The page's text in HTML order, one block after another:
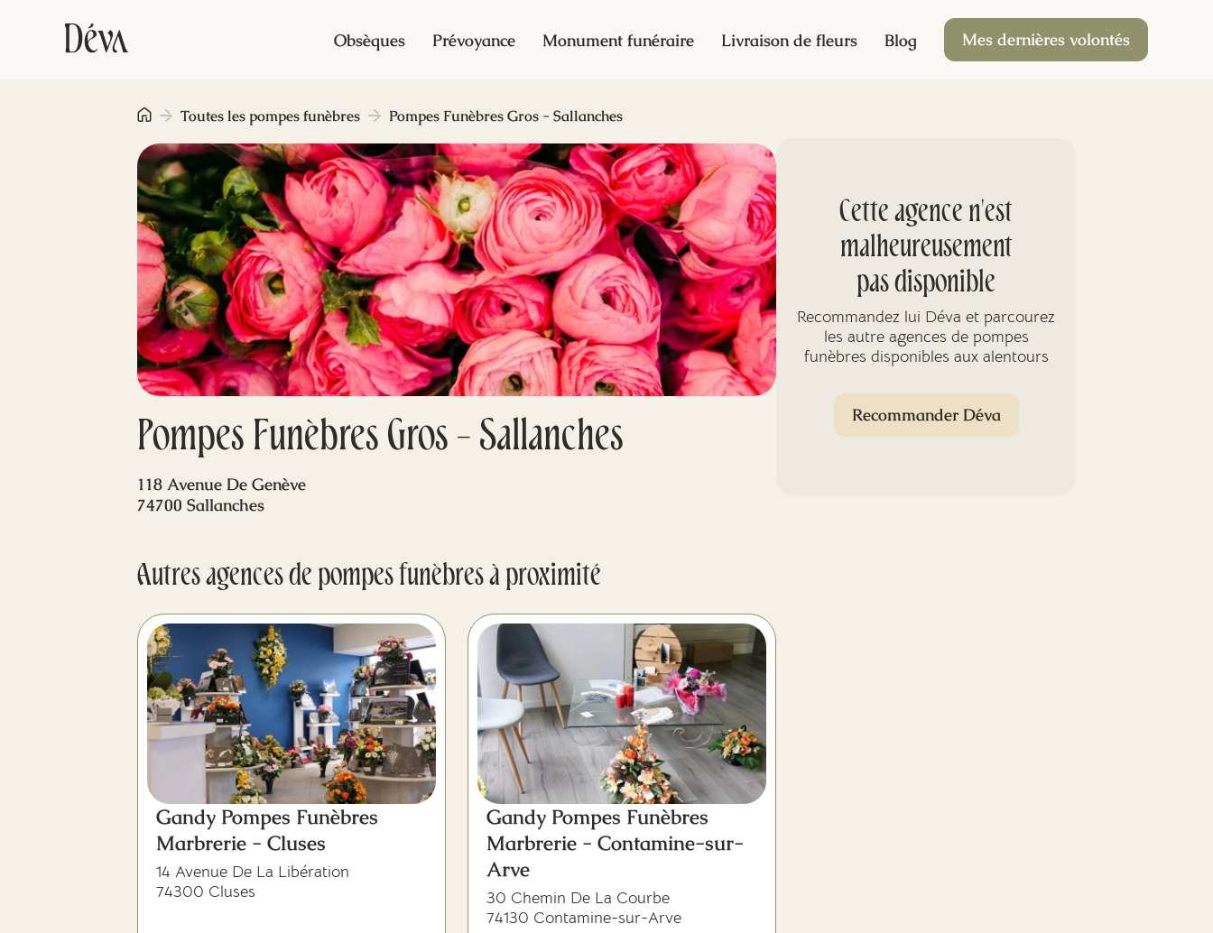
Obsèques Prévoyance Monument funéraire Livraison de fleurs Blog Mes dernières volontés
Pompes Funèbres Gros - Sallanches
Toutes les pompes funèbres Pompes Funèbres Gros - Sallanches
118 Avenue De Genève
74700 Sallanches
Autres agences de pompes funèbres à proximité
Gandy Pompes Funèbres
Marbrerie - Cluses
14 Avenue De La Libération
74300 Cluses
Gandy Pompes Funèbres
Marbrerie - Contamine-sur-
Arve
30 Chemin De La Courbe
74130 Contamine-sur-Arve
Cette agence n'est
malheureusement
pas disponible
Recommandez lui Déva et parcourez
les autre agences de pompes
funèbres disponibles aux alentours
Recommander Déva